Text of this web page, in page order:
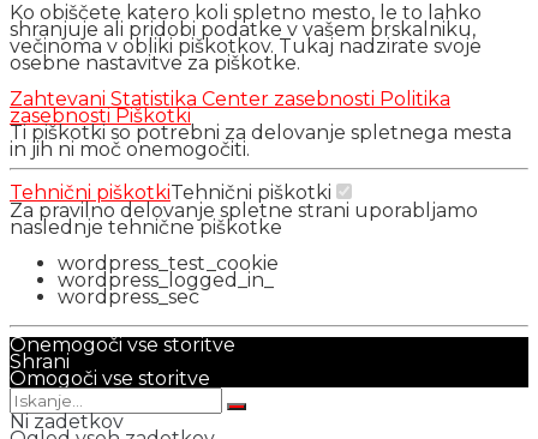
Ko obiščete katero koli spletno mesto, le to lahko
shranjuje ali pridobi podatke v vašem brskalniku,
večinoma v obliki piškotkov. Tukaj nadzirate svoje
osebne nastavitve za piškotke.
Zahtevani Statistika Center zasebnosti Politika
zasebnostiPiškotki
Ti piškotki so potrebni za delovanje spletnega mesta
in jih ni moč onemogočiti.
Tehnični piškotkiTehnični piškotki
Za pravilno delovanje spletne strani uporabljamo
naslednje tehnične piškotke
wordpress_test_cookie
wordpress_logged_in_
wordpress_sec
Onemogoči vse storitve
Shrani
Omogoči vse storitve
Ni zadetkov